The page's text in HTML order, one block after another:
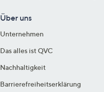
Über uns
Unternehmen
Das alles ist QVC
Nachhaltigkeit
Barrierefreiheitserklärung